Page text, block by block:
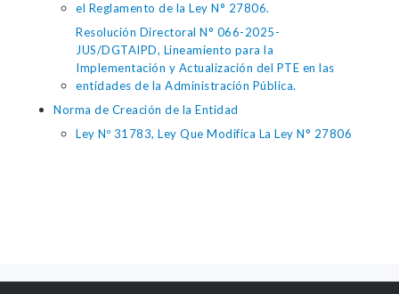
el Reglamento de la Ley N° 27806.
Resolución Directoral N° 066-2025-
JUS/DGTAIPD, Lineamiento para la
Implementación y Actualización del PTE en las
entidades de la Administración Pública.
Norma de Creación de la Entidad
Ley Nº 31783, Ley Que Modifica La Ley N° 27806